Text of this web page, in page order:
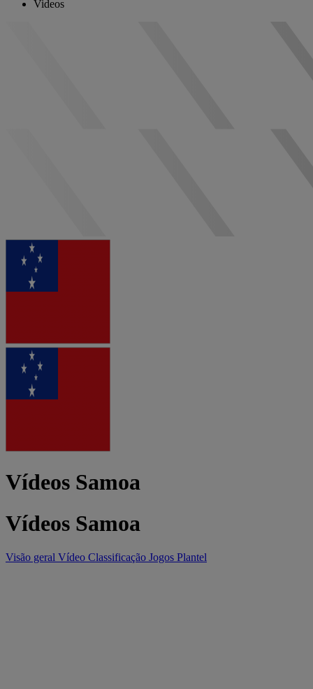
Videos
Vídeos Samoa
Vídeos Samoa
Visão geral Vídeo Classificação Jogos Plantel